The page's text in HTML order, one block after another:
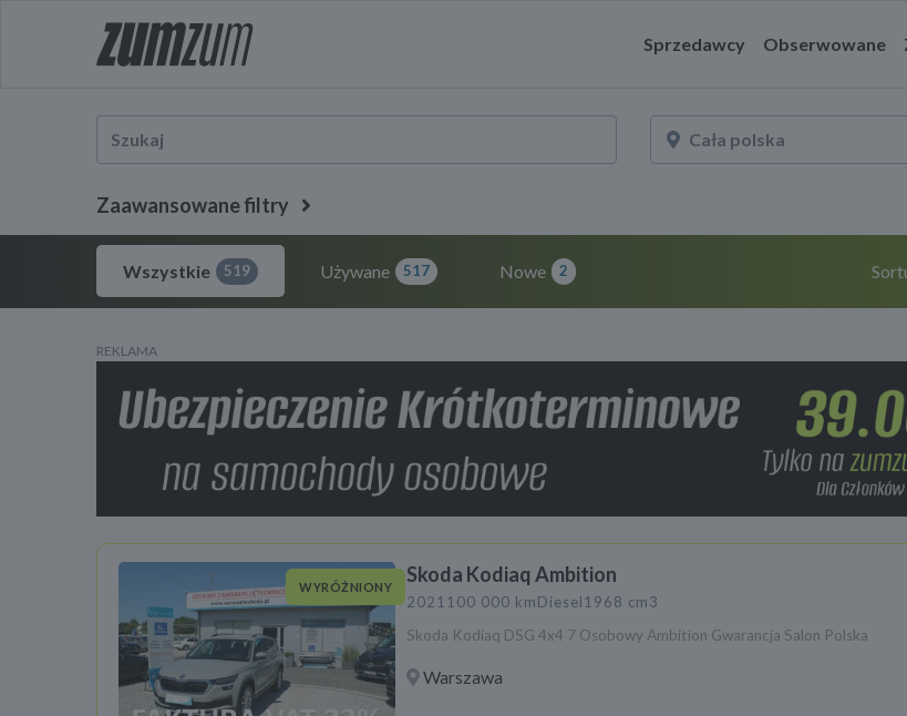
Sprzedawcy Obserwowane
Zaawansowane filtry
Wszystkie 519 Używane 517 Nowe 2
REKLAMA
WYRÓŻNIONY
Skoda Kodiaq Ambition
2021 100 000 kmDiesel1968 cm3
Skoda Kodiaq DSG 4x4 7 Osobowy Ambition Gwarancja Salon Polska
Warszawa